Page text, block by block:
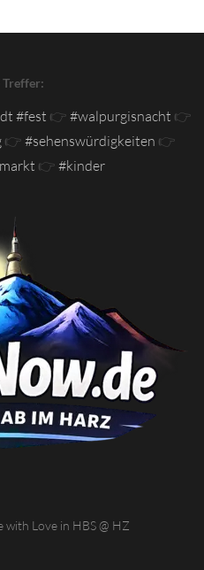
Treffer:
#fest 👉 #walpurgisnacht 👉
👉 #sehenswürdigkeiten 👉
👉 #kinder
Love in HBS @ HZ